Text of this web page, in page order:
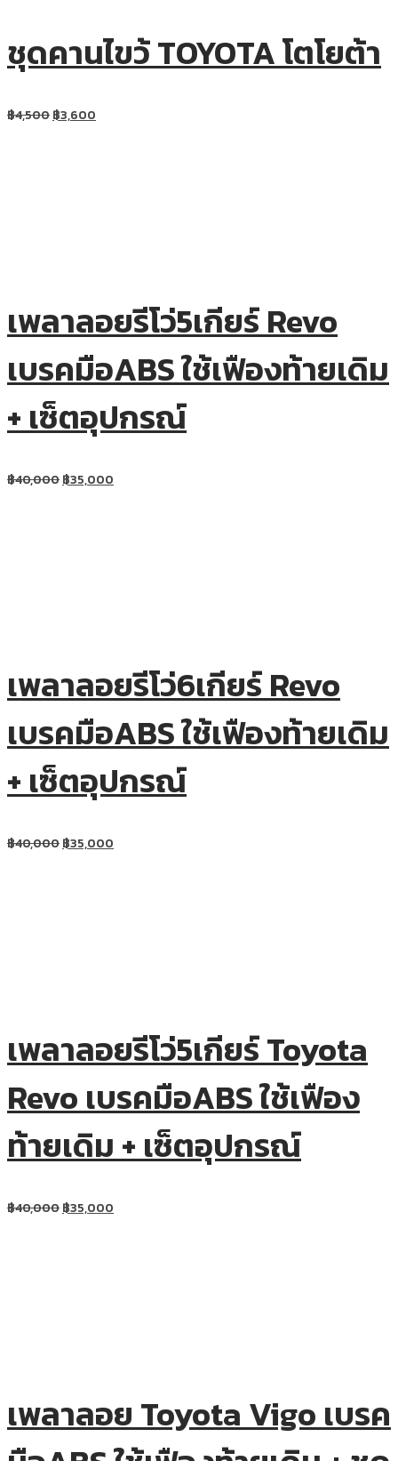
ชุดคานไขว้ TOYOTA โตโยต้า
฿4,500฿3,600
เพลาลอยรีโว่5เกียร์ Revo
เบรคมือABS ใช้เฟืองท้ายเดิม
+ เซ็ตอุปกรณ์
฿40,000฿35,000
เพลาลอยรีโว่6เกียร์ Revo
เบรคมือABS ใช้เฟืองท้ายเดิม
+ เซ็ตอุปกรณ์
฿40,000฿35,000
เพลาลอยรีโว่5เกียร์ Toyota
Revo เบรคมือABS ใช้เฟือง
ท้ายเดิม + เซ็ตอุปกรณ์
฿40,000฿35,000
เพลาลอย Toyota Vigo เบรค